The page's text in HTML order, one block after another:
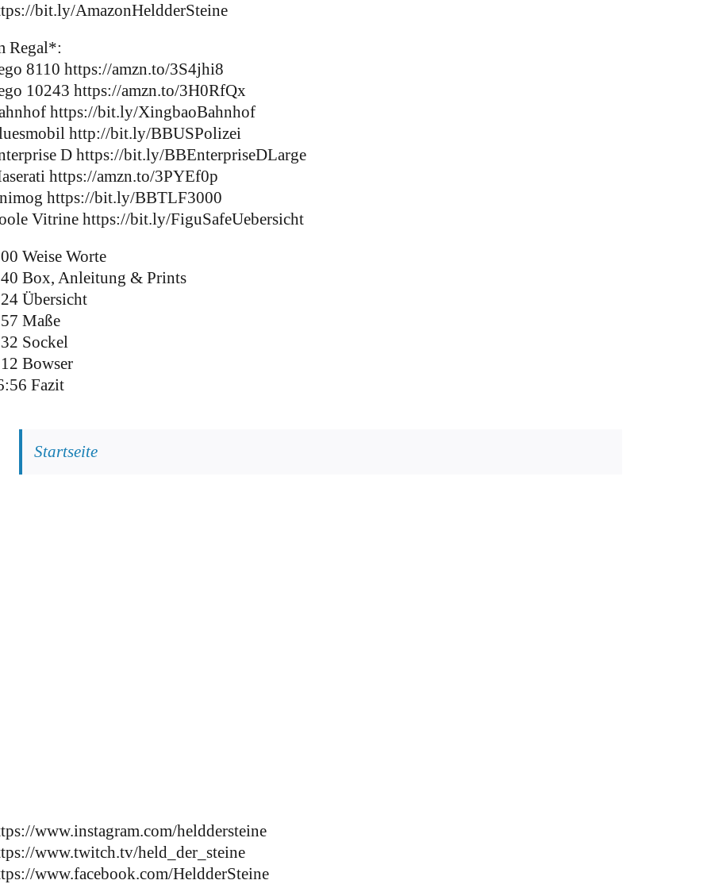
bit.ly/AmazonHeldderSteine
Regal*:
8110 https://amzn.to/3S4jhi8
10243 https://amzn.to/3H0RfQx
https://bit.ly/XingbaoBahnhof
http://bit.ly/BBUSPolizei
D https://bit.ly/BBEnterpriseDLarge
https://amzn.to/3PYEf0p
https://bit.ly/BBTLF3000
Vitrine https://bit.ly/FiguSafeUebersicht
Weise Worte
Box, Anleitung & Prints
Übersicht
Maße
Sockel
Bowser
Fazit
Startseite
www.instagram.com/helddersteine
www.twitch.tv/held_der_steine
www.facebook.com/HeldderSteine